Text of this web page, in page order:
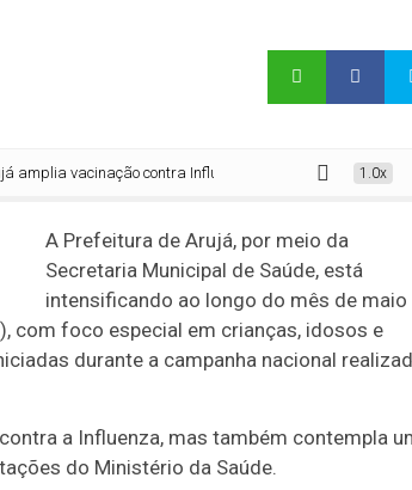
vacinação contra Influenza com ações em escolas e
1.0x
A Prefeitura de Arujá, por meio da
Secretaria Municipal de Saúde, está
intensificando ao longo do mês de maio
com foco especial em crianças, idosos e
durante a campanha nacional
a Influenza, mas também contempla
do Ministério da Saúde.